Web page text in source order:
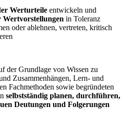
Werturteile entwickeln und
Wertvorstellungen in Toleranz
oder ablehnen, vertreten, kritisch
der Grundlage von Wissen zu
Zusammenhängen, Lern- und
Fachmethoden sowie begründeten
selbstständig planen, durchführen,
Deutungen und Folgerungen